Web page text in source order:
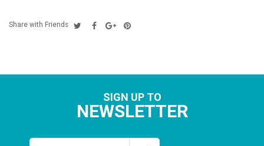
Share with Friends
SIGN UP TO
NEWSLETTER